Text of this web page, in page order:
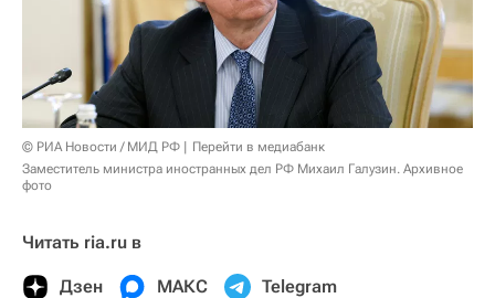
© РИА Новости / МИД РФ
Перейти в медиабанк
Заместитель министра иностранных дел РФ Михаил Галузин. Архивное
фото
Читать ria.ru в
Дзен МАКС Telegram